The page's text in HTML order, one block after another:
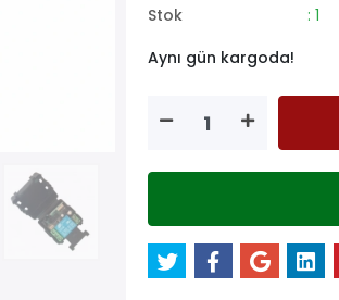
Stok
: 1
Aynı gün kargoda!